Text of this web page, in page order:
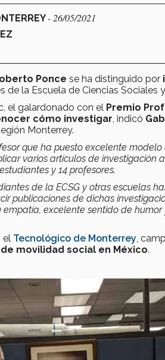
- 26/05/2021
Ponce se ha distinguido por
de la Escuela de Ciencias Sociales
el galardonado con el Premio
cómo investigar , indicó
Monterrey.
que ha puesto excelente
varios artículos de
y 14 profesores.
de la ECSG y otras escuelas
publicaciones de dichas
empatía, excelente sentido de
el Tecnológico de Monterrey ,
movilidad social en México.